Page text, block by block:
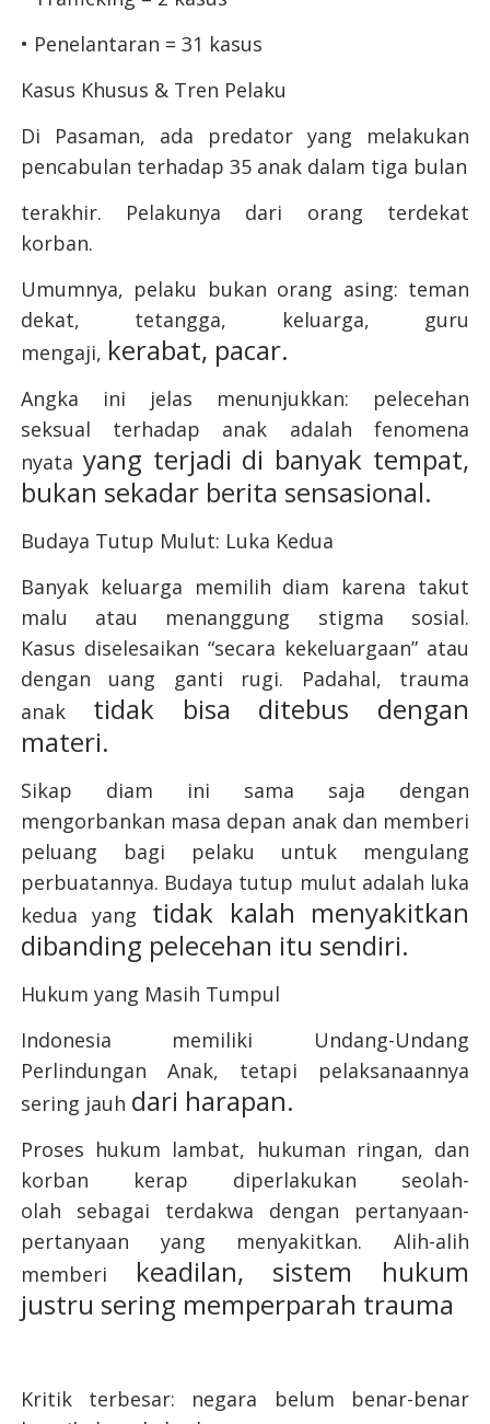
• Penelantaran = 31 kasus
Kasus Khusus & Tren Pelaku
Di Pasaman, ada predator yang melakukan
pencabulan terhadap 35 anak dalam tiga bulan
terakhir. Pelakunya dari orang terdekat
korban.
Umumnya, pelaku bukan orang asing: teman
dekat, tetangga, keluarga, guru
mengaji, kerabat, pacar.
Angka ini jelas menunjukkan: pelecehan
seksual terhadap anak adalah fenomena
nyata yang terjadi di banyak tempat,
bukan sekadar berita sensasional.
Budaya Tutup Mulut: Luka Kedua
Banyak keluarga memilih diam karena takut
malu atau menanggung stigma sosial.
Kasus diselesaikan “secara kekeluargaan” atau
dengan uang ganti rugi. Padahal, trauma
anak tidak bisa ditebus dengan
materi.
Sikap diam ini sama saja dengan
mengorbankan masa depan anak dan memberi
peluang bagi pelaku untuk mengulang
perbuatannya. Budaya tutup mulut adalah luka
kedua yang tidak kalah menyakitkan
dibanding pelecehan itu sendiri.
Hukum yang Masih Tumpul
Indonesia memiliki Undang-Undang
Perlindungan Anak, tetapi pelaksanaannya
sering jauh dari harapan.
Proses hukum lambat, hukuman ringan, dan
korban kerap diperlakukan seolah-
olah sebagai terdakwa dengan pertanyaan-
pertanyaan yang menyakitkan. Alih-alih
memberi keadilan, sistem hukum
justru sering memperparah trauma
Kritik terbesar: negara belum benar-benar